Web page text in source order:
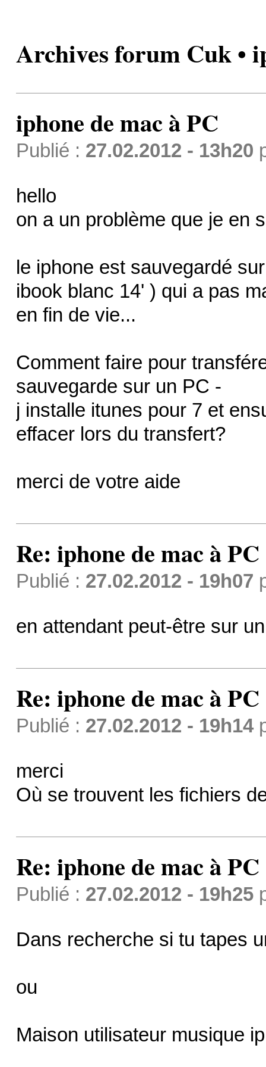
Archives forum Cuk •
iphone de mac à PC
Publié : 27.02.2012 - 13h20
hello
on a un problème que je en
le iphone est sauvegardé
ibook blanc 14' ) qui a pas
en fin de vie...
Comment faire pour
sauvegarde sur un PC -
j installe itunes pour 7 et
effacer lors du transfert?
merci de votre aide
Re: iphone de mac à PC
Publié : 27.02.2012 - 19h07
en attendant peut-être sur
Re: iphone de mac à PC
Publié : 27.02.2012 - 19h14
merci
Où se trouvent les fichiers
Re: iphone de mac à PC
Publié : 27.02.2012 - 19h25
Dans recherche si tu tapes
ou
Maison utilisateur musique